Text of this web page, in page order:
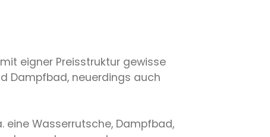
eigner Preisstruktur gewisse
Dampfbad, neuerdings auch
eine Wasserrutsche, Dampfbad,